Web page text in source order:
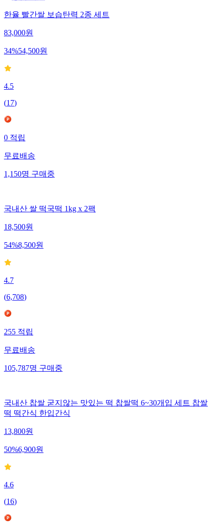
한율 빨간쌀 보습탄력 2종 세트
83,000원
34%54,500원
4.5
(17)
0적립
무료배송
1,150명구매중
국내산 쌀 떡국떡 1kg x 2팩
18,500원
54%8,500원
4.7
(6,708)
255적립
무료배송
105,787명구매중
국내산 찹쌀 굳지않는 맛있는 떡 찹쌀떡 6~30개입 세트 찹쌀
떡 떡간식 한입간식
13,800원
50%6,900원
4.6
(16)